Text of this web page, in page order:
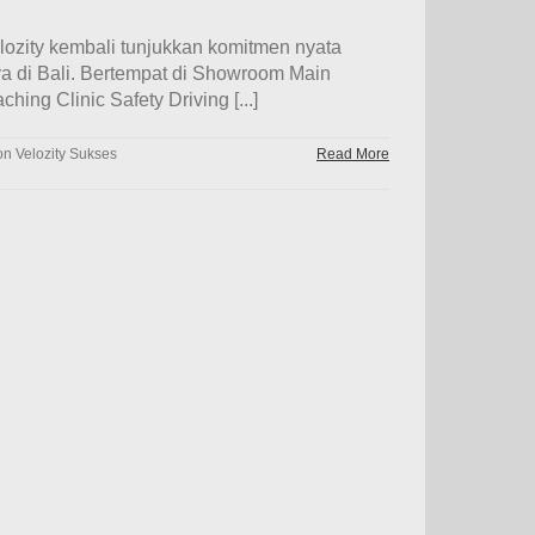
kembali tunjukkan komitmen nyata
di Bali. Bertempat di Showroom Main
Clinic Safety Driving [...]
Velozity Sukses Read More